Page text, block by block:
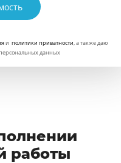
и политики приватности, а также даю
данных
работы